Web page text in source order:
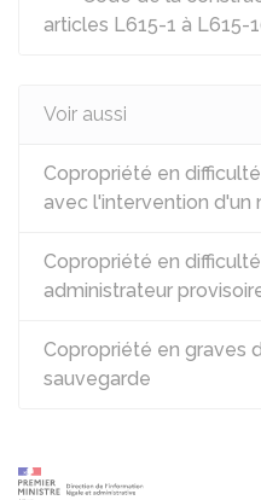
articles L615-1 à L615-
Voir aussi
Copropriété en
avec l'intervention d'un
Copropriété en
administrateur
Copropriété en graves
sauvegarde